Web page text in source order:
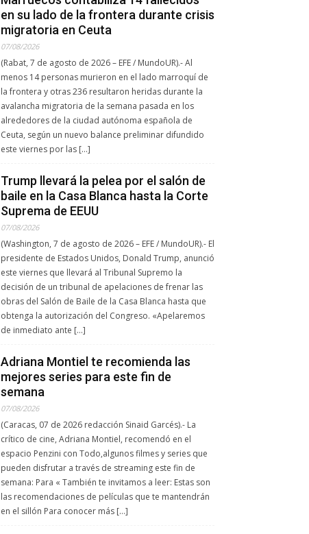
en su lado de la frontera durante crisis
migratoria en Ceuta
07/08/2026
(Rabat, 7 de agosto de 2026 – EFE / MundoUR).- Al
menos 14 personas murieron en el lado marroquí de
la frontera y otras 236 resultaron heridas durante la
avalancha migratoria de la semana pasada en los
alrededores de la ciudad autónoma española de
Ceuta, según un nuevo balance preliminar difundido
este viernes por las […]
Trump llevará la pelea por el salón de
baile en la Casa Blanca hasta la Corte
Suprema de EEUU
07/08/2026
(Washington, 7 de agosto de 2026 – EFE / MundoUR).- El
presidente de Estados Unidos, Donald Trump, anunció
este viernes que llevará al Tribunal Supremo la
decisión de un tribunal de apelaciones de frenar las
obras del Salón de Baile de la Casa Blanca hasta que
obtenga la autorización del Congreso. «Apelaremos
de inmediato ante […]
Adriana Montiel te recomienda las
mejores series para este fin de
semana
07/08/2026
(Caracas, 07 de 2026 redacción Sinaid Garcés).- La
crítico de cine, Adriana Montiel, recomendó en el
espacio Penzini con Todo,algunos filmes y series que
pueden disfrutar a través de streaming este fin de
semana: Para « También te invitamos a leer: Estas son
las recomendaciones de películas que te mantendrán
en el sillón Para conocer más […]